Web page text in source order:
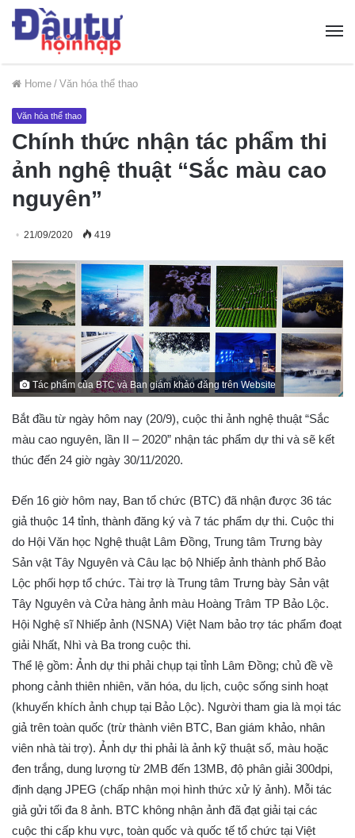
Home / Văn hóa thể thao
Văn hóa thể thao
Chính thức nhận tác phẩm thi
ảnh nghệ thuật “Sắc màu cao
nguyên”
21/09/2020 419
Tác phẩm của BTC và Ban giám khảo đăng trên Website
Bắt đầu từ ngày hôm nay (20/9), cuộc thi ảnh nghệ thuật “Sắc
màu cao nguyên, lần II – 2020” nhận tác phẩm dự thi và sẽ kết
thúc đến 24 giờ ngày 30/11/2020.
Đến 16 giờ hôm nay, Ban tổ chức (BTC) đã nhận được 36 tác
giả thuộc 14 tỉnh, thành đăng ký và 7 tác phẩm dự thi. Cuộc thi
do Hội Văn học Nghệ thuật Lâm Đồng, Trung tâm Trưng bày
Sản vật Tây Nguyên và Câu lạc bộ Nhiếp ảnh thành phố Bảo
Lộc phối hợp tổ chức. Tài trợ là Trung tâm Trưng bày Sản vật
Tây Nguyên và Cửa hàng ảnh màu Hoàng Trâm TP Bảo Lộc.
Hội Nghệ sĩ Nhiếp ảnh (NSNA) Việt Nam bảo trợ tác phẩm đoạt
giải Nhất, Nhì và Ba trong cuộc thi.
Thể lệ gồm: Ảnh dự thi phải chụp tại tỉnh Lâm Đồng; chủ đề về
phong cảnh thiên nhiên, văn hóa, du lịch, cuộc sống sinh hoạt
(khuyến khích ảnh chụp tại Bảo Lộc). Người tham gia là mọi tác
giả trên toàn quốc (trừ thành viên BTC, Ban giám khảo, nhân
viên nhà tài trợ). Ảnh dự thi phải là ảnh kỹ thuật số, màu hoặc
đen trắng, dung lượng từ 2MB đến 13MB, độ phân giải 300dpi,
định dạng JPEG (chấp nhận mọi hình thức xử lý ảnh). Mỗi tác
giả gửi tối đa 8 ảnh. BTC không nhận ảnh đã đạt giải tại các
cuộc thi cấp khu vực, toàn quốc và quốc tế tổ chức tại Việt